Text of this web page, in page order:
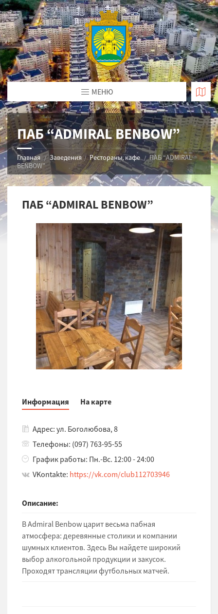
МЕНЮ
ПАБ “ADMIRAL BENBOW”
Главная Заведения Рестораны, кафе
ПАБ “ADMIRAL
BENBOW”
ПАБ “ADMIRAL BENBOW”
Информация На карте
Адрес: ул. Боголюбова, 8
Телефоны: (097) 763-95-55
График работы: Пн.-Вс. 12:00 - 24:00
VKontakte: https://vk.com/club112703946
Описание:
В Admiral Benbow царит весьма пабная
атмосфера: деревянные столики и компании
шумных клиентов. Здесь Вы найдете широкий
выбор алкогольной продукции и закусок.
Проходят трансляции футбольных матчей.